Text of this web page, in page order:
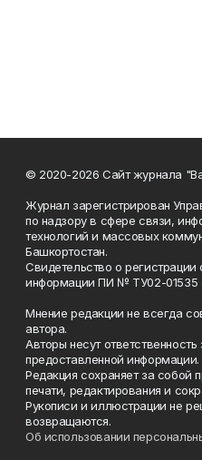
© 2020-2026 Сайт журнала
Журнал зарегистрирован
по надзору в сфере связи,
технологий и массовых
Башкортостан.
Свидетельство о
информации ПИ № ТУ02-01535
Мнение редакции не всегда
автора.
Авторы несут
предоставленной информации.
Редакция сохраняет за собой
печати, редактирования и
Рукописи и иллюстрации не
возвращаются.
Об использовании